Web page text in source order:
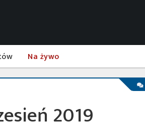
Na żywo
2019